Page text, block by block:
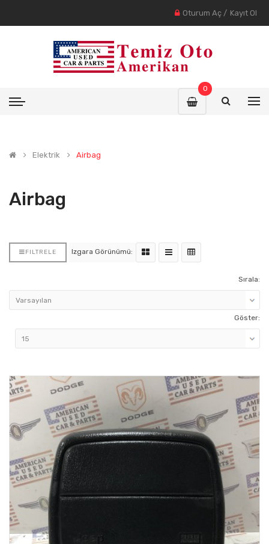
Oturum Aç / Kayıt Ol
0
Elektrik Airbag
Airbag
FILTRELE Izgara Görünümü:
Sırala:
Göster: